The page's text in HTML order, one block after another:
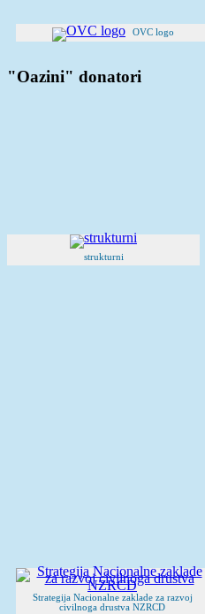
OVC logo
"Oazini" donatori
strukturni
Strategija Nacionalne zaklade za razvoj
civilnoga drustva NZRCD